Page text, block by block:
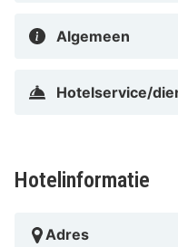
minibar en een
het kijkplezier zorgen.
koffiezetapparaat/
dagelijks
Afstanden worden
Algemeen
Hotelservice/
Hotelinformatie
Adres